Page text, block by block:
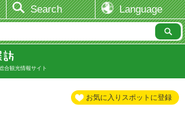
Search Language
合観光情報サイト
お気に入りスポットに登録